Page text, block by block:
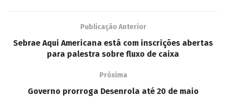
Publicação Anterior
Sebrae Aqui Americana está com inscrições abertas
para palestra sobre fluxo de caixa
Próxima
Governo prorroga Desenrola até 20 de maio